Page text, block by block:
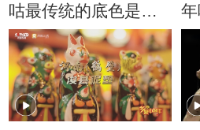
咕最传统的底色是什
么？